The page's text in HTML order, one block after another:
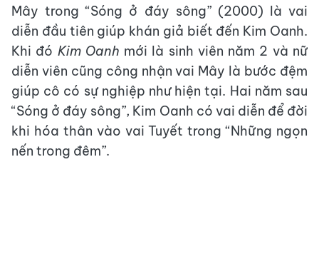
Mây trong “Sóng ở đáy sông” (2000) là vai
diễn đầu tiên giúp khán giả biết đến Kim Oanh.
Khi đó Kim Oanh mới là sinh viên năm 2 và nữ
diễn viên cũng công nhận vai Mây là bước đệm
giúp cô có sự nghiệp như hiện tại. Hai năm sau
“Sóng ở đáy sông”, Kim Oanh có vai diễn để đời
khi hóa thân vào vai Tuyết trong “Những ngọn
nến trong đêm”.